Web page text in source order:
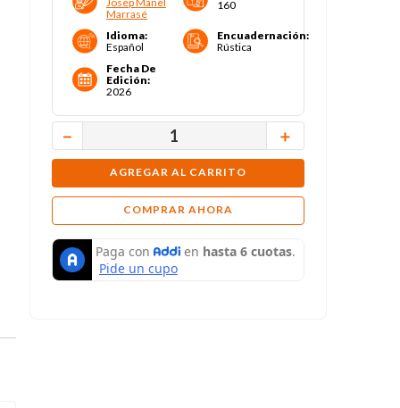
Marrasé
160
Idioma:
Español
Encuadernación:
Rústica
Fecha De
Edición:
2026
＋
－
AGREGAR AL CARRITO
COMPRAR AHORA